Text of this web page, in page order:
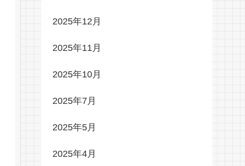
2025年12月
2025年11月
2025年10月
2025年7月
2025年5月
2025年4月